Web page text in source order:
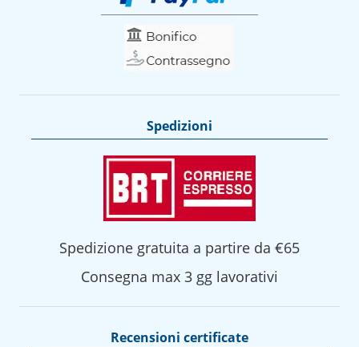
Spedizioni
Spedizione gratuita a partire da €65
Consegna max 3 gg lavorativi
Recensioni certificate